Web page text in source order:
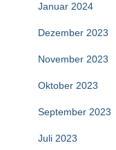
Januar 2024
Dezember 2023
November 2023
Oktober 2023
September 2023
Juli 2023